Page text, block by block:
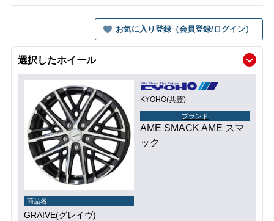
お気に入り登録（会員登録/ログイン）
選択したホイール
KYOHO(共豊)
ブランド
AME SMACK AME スマ
ック
商品名
GRAIVE(グレイヴ)